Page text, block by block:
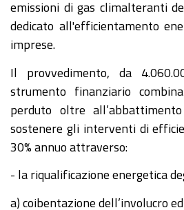
emissioni di gas climalteranti
dedicato all'efficientamento
imprese.
Il provvedimento, da
strumento finanziario
perduto oltre
sostenere gli interventi di
30% annuo attraverso:
- la riqualificazione energetica
a) coibentazione dell’involucro